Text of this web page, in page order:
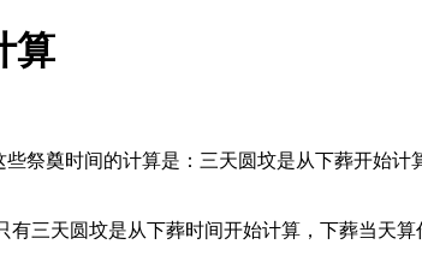
算
祭奠时间的计算是：三天圆坟是从下葬开始
三天圆坟是从下葬时间开始计算，下葬当天算